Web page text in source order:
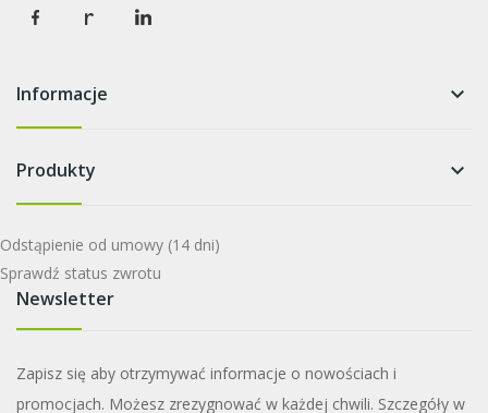
Informacje keyboard_arrow_down
Produkty keyboard_arrow_down
Odstąpienie od umowy (14 dni)
Sprawdź status zwrotu
Newsletter
Zapisz się aby otrzymywać informacje o nowościach i
promocjach. Możesz zrezygnować w każdej chwili. Szczegóły w